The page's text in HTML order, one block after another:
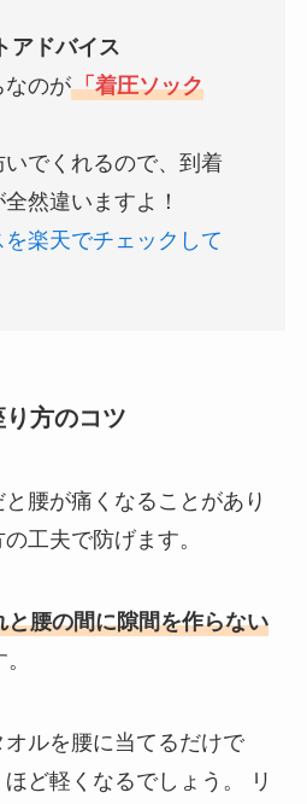
アドバイス
なのが「着圧ソック
でくれるので、到着
然違いますよ！
楽天でチェックして
方のコツ
腰が痛くなることがあり
工夫で防げます。
と腰の間に隙間を作らない
ルを腰に当てるだけで
ど軽くなるでしょう。 リ